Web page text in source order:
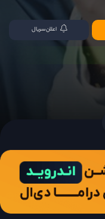
اعلان سریال